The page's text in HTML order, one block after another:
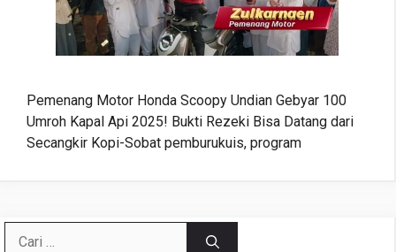
Pemenang Motor Honda Scoopy Undian Gebyar 100
Umroh Kapal Api 2025! Bukti Rezeki Bisa Datang dari
Secangkir Kopi-Sobat pemburukuis, program